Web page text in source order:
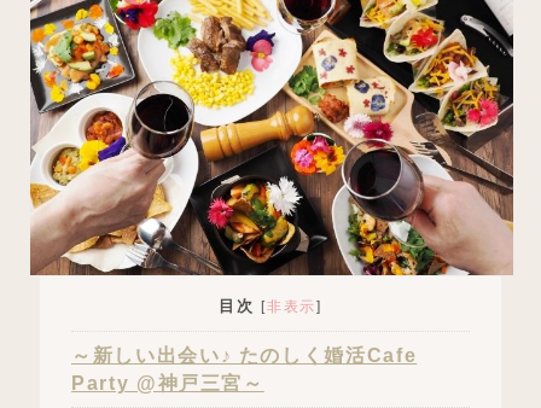
目次 [非表示]
～新しい出会い♪ たのしく婚活Cafe
Party @神戸三宮～